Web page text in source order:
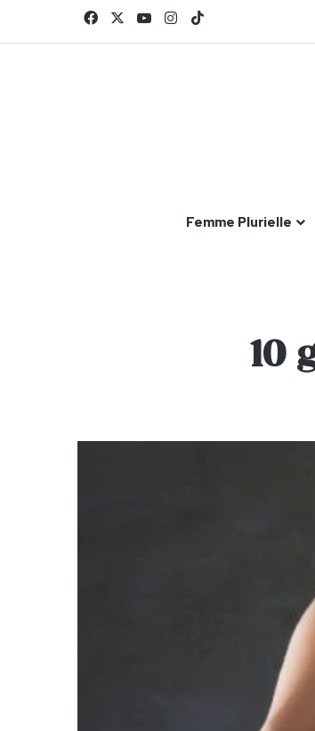
FacebookYouTubeInstagram
Femme Plurielle
10